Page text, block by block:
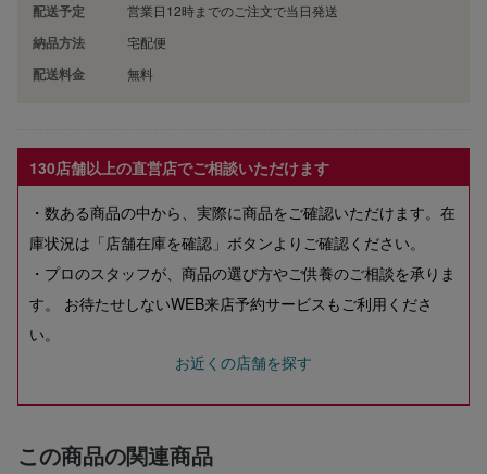
配送予定 営業日12時までのご注文で当日発送
納品方法 宅配便
配送料金 無料
130店舗以上の直営店でご相談いただけます
・数ある商品の中から、実際に商品をご確認いただけます。在
庫状況は「店舗在庫を確認」ボタンよりご確認ください。
・プロのスタッフが、商品の選び方やご供養のご相談を承りま
す。 お待たせしないWEB来店予約サービスもご利用くださ
い。
お近くの店舗を探す
この商品の関連商品